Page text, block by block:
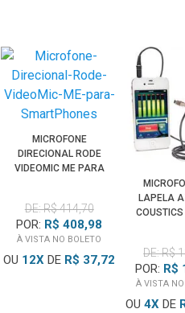
MICROFONE
DIRECIONAL RODE
VIDEOMIC ME PARA
DE: R$ 414,70
POR: R$ 408,98
À VISTA NO BOLETO
OU 12X DE R$ 37,72
LAPELA
COUSTICS
DE: R$
POR: R$
À VISTA
OU4X DE